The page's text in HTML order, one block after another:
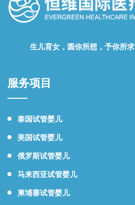
生儿育女，圆你所想，予你所求
服务项目
泰国试管婴儿
美国试管婴儿
俄罗斯试管婴儿
马来西亚试管婴儿
柬埔寨试管婴儿